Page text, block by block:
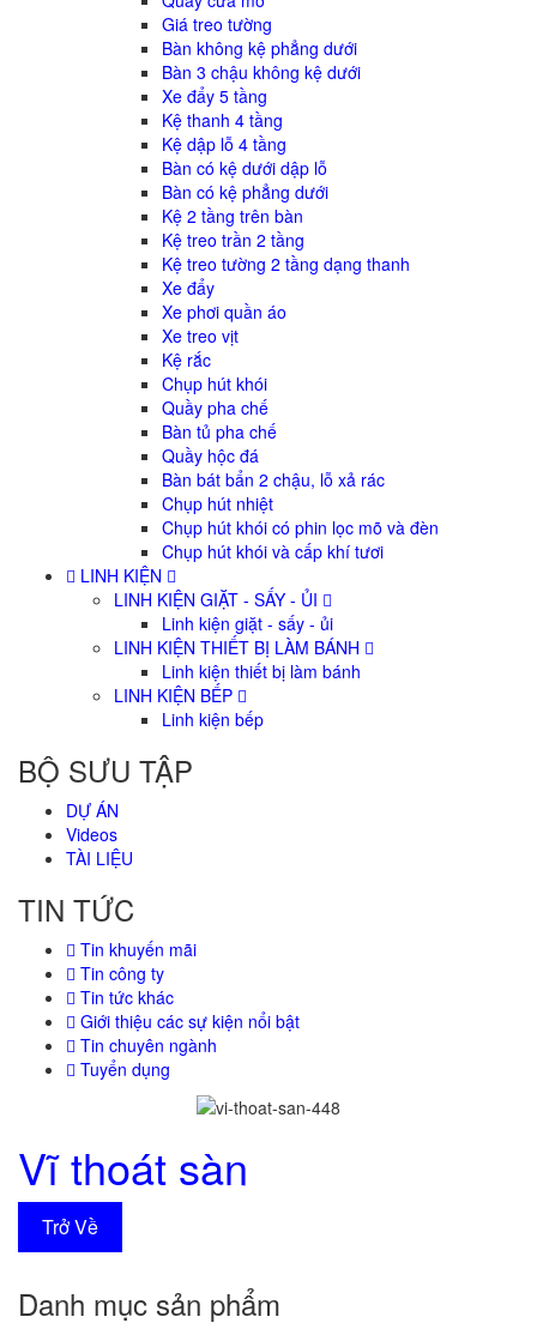
Giá treo tường
Bàn không kệ phẳng dưới
Bàn 3 chậu không kệ dưới
Xe đẩy 5 tầng
Kệ thanh 4 tầng
Kệ dập lỗ 4 tầng
Bàn có kệ dưới dập lỗ
Bàn có kệ phẳng dưới
Kệ 2 tầng trên bàn
Kệ treo trần 2 tầng
Kệ treo tường 2 tầng dạng thanh
Xe đẩy
Xe phơi quần áo
Xe treo vịt
Kệ rắc
Chụp hút khói
Quầy pha chế
Bàn tủ pha chế
Quầy hộc đá
Bàn bát bẩn 2 chậu, lỗ xả rác
Chụp hút nhiệt
Chụp hút khói có phin lọc mõ và đèn
Chụp hút khói và cấp khí tươi
LINH KIỆN
LINH KIỆN GIẶT - SẤY - ỦI
Linh kiện giặt - sấy - ủi
LINH KIỆN THIẾT BỊ LÀM BÁNH
Linh kiện thiết bị làm bánh
LINH KIỆN BẾP
Linh kiện bếp
BỘ SƯU TẬP
DỰ ÁN
Videos
TÀI LIỆU
TIN TỨC
Tin khuyến mãi
Tin công ty
Tin tức khác
Giới thiệu các sự kiện nổi bật
Tin chuyên ngành
Tuyển dụng
Vĩ thoát sàn
Trở Về
Danh mục sản phẩm